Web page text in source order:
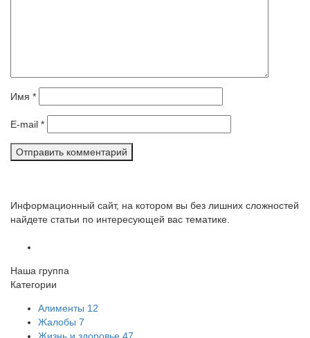
Имя *
E-mail *
Информационный сайт, на котором вы без лишних сложностей
найдете статьи по интересующей вас тематике.
Наша группа
Категории
Алименты 12
Жалобы 7